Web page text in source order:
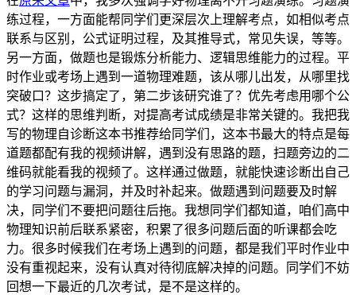
练过程，一方面能帮同学们更深层次上理解考点，如相似考点
联系与区别，公式证明过程，及其推导式，常见失误，等等。
另一方面，做题也是锻炼分析能力、逻辑思维能力的过程。平
时作业或考场上遇到一道物理难题，该从哪儿出发，从哪里找
突破口？这步搞定了，第二步该研究谁了？优先考虑用哪个公
式？这样的思维判断，对提高考试成绩是非常关键的。我把我
写的物理自诊断这本书推荐给同学们，这本书最大的特点是每
道题都配有我的视频讲解，遇到没有思路的题，扫题旁边的二
维码就能看我的视频了。这样通过做题，就能快速诊断出自己
的学习问题与漏洞，并及时补起来。做题遇到问题要及时解
决，同学们不要把问题往后拖。我想同学们都知道，咱们高中
物理知识前后联系紧密，积累了很多问题后面的听课都会吃
力。很多时候我们在考场上遇到的问题，都是我们平时作业中
没有重视起来，没有认真对待彻底解决掉的问题。同学们不妨
回想一下最近的几次考试，是不是这样的。